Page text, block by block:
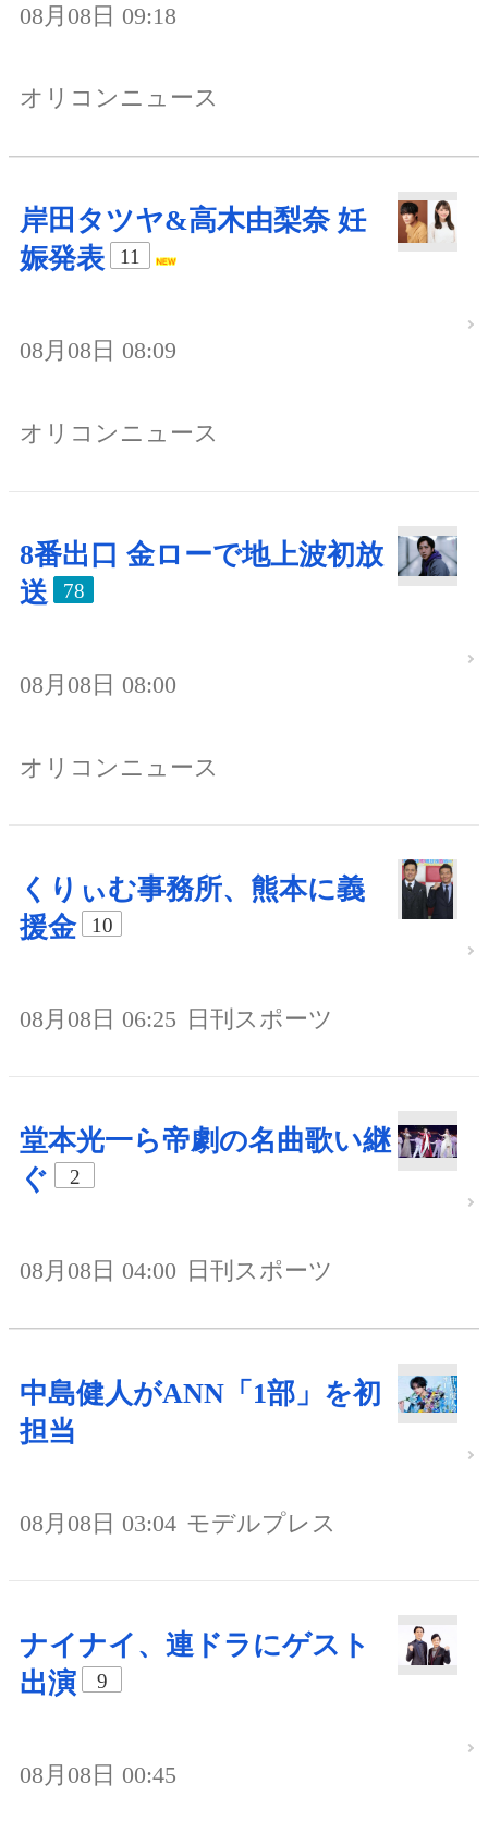
08月08日 09:18
オリコンニュース
岸田タツヤ&高木由梨奈 妊
娠発表
11
08月08日 08:09
オリコンニュース
8番出口 金ローで地上波初放
送
78
08月08日 08:00
オリコンニュース
くりぃむ事務所、熊本に義
援金
10
08月08日 06:25 日刊スポーツ
堂本光一ら帝劇の名曲歌い継
ぐ
2
08月08日 04:00 日刊スポーツ
中島健人がANN「1部」を初
担当
08月08日 03:04 モデルプレス
ナイナイ、連ドラにゲスト
出演
9
08月08日 00:45